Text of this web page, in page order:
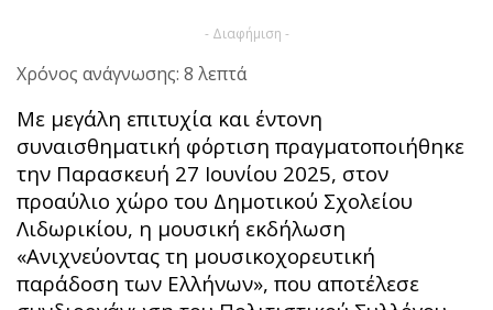
- Διαφήμιση -
Χρόνος ανάγνωσης: 8 λεπτά
Με μεγάλη επιτυχία και έντονη
συναισθηματική φόρτιση πραγματοποιήθηκε
την Παρασκευή 27 Ιουνίου 2025, στον
προαύλιο χώρο του Δημοτικού Σχολείου
Λιδωρικίου, η μουσική εκδήλωση
«Ανιχνεύοντας τη μουσικοχορευτική
παράδοση των Ελλήνων», που αποτέλεσε